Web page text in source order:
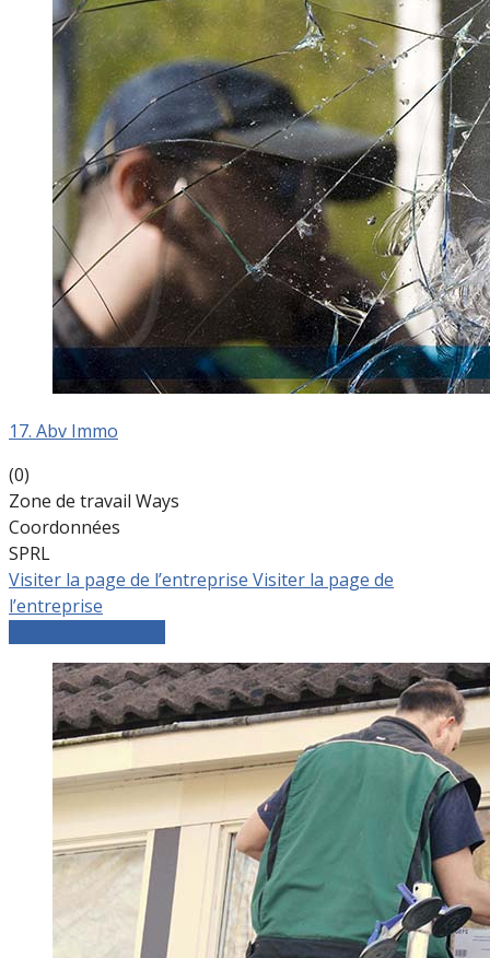
17. Abv Immo
(0)
Zone de travail Ways
Coordonnées
SPRL
Visiter la page de l’entreprise Visiter la page de
l’entreprise